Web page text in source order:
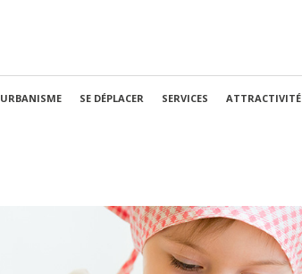
URBANISME SE DÉPLACER SERVICES ATTRACTIVITÉ